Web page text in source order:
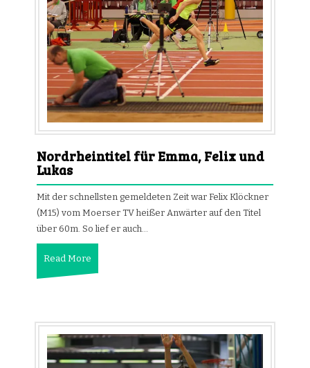
Nordrheintitel für Emma, Felix und
Lukas
Mit der schnellsten gemeldeten Zeit war Felix Klöckner
(M15) vom Moerser TV heißer Anwärter auf den Titel
über 60m. So lief er auch…
Read More